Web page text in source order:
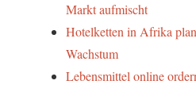
Markt aufmischt
Hotelketten in Afrika
Wachstum
Lebensmittel online